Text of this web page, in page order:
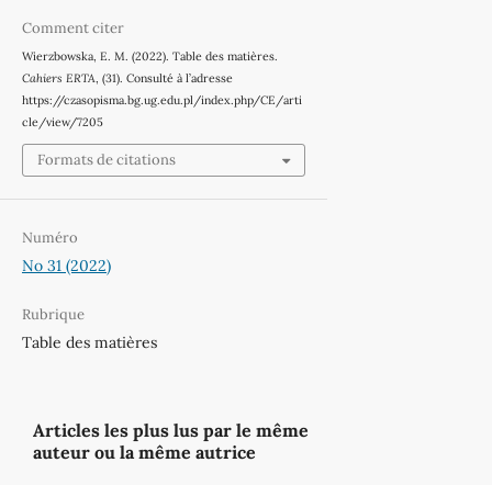
Comment citer
Wierzbowska, E. M. (2022). Table des matières.
Cahiers ERTA , (31). Consulté à l’adresse
https://czasopisma.bg.ug.edu.pl/index.php/CE/arti
cle/view/7205
Formats de citations
Numéro
No 31 (2022)
Rubrique
Table des matières
Articles les plus lus par le même
auteur ou la même autrice